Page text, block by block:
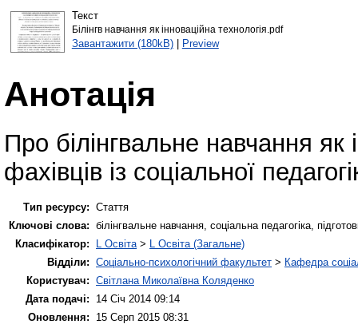
Текст
Білінгв навчання як інноваційна технологія.pdf
Завантажити (180kB)| Preview
Анотація
Про білінгвальне навчання як
фахівців із соціальної
Тип ресурсу: Стаття
Ключові слова: білінгвальне навчання, соціальна педагогіка,
Класифікатор:
L Освіта > L Освіта (Загальне)
Відділи: Соціально-психологічний факультет > Кафедра
Користувач: Світлана Миколаївна Коляденко
Дата подачі:
14 Січ 2014 09:14
Оновлення:
15 Серп 2015 08:31